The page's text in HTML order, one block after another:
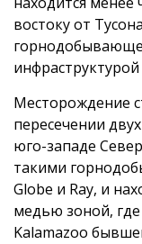
востоку от
Месторождение
пересечении
юго-западе
такими
Globe и Ray, и
медью зоной, где
Kalamazoo